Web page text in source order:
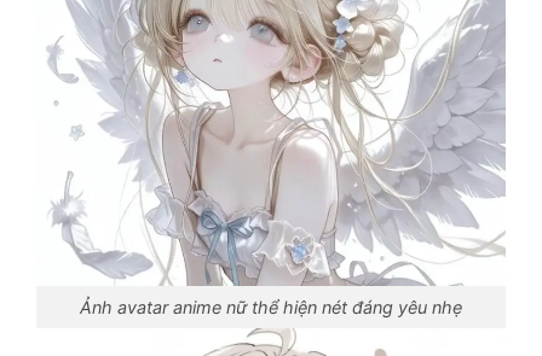
Ảnh avatar anime nữ thể hiện nét đáng yêu nhẹ